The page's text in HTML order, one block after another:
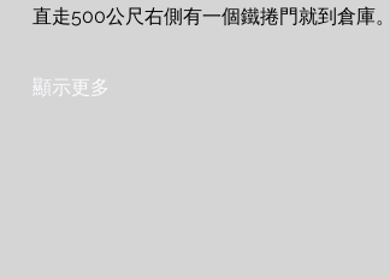
直走500公尺右側有一個鐵捲門就到倉庫。
顯示更多